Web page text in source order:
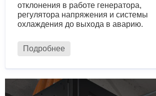
отклонения в работе генератора,
регулятора напряжения и системы
охлаждения до выхода в аварию.
Подробнее